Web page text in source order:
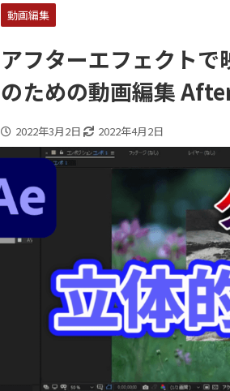
動画編集
アフターエフェクト
のための動画編集
2022年3月2日 2022年4月2日